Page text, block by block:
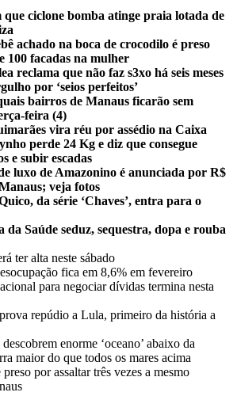
que ciclone bomba atinge praia lotada de
achado na boca de crocodilo é preso
100 facadas na mulher
reclama que não faz s3xo há seis meses
por ‘seios perfeitos’
bairros de Manaus ficarão sem
feira (4)
vira réu por assédio na Caixa
perde 24 Kg e diz que consegue
e subir escadas
luxo de Amazonino é anunciada por R$
veja fotos
da série ‘Chaves’, entra para o
da Saúde seduz, sequestra, dopa e rouba
ter alta neste sábado
fica em 8,6% em fevereiro
para negociar dívidas termina nesta
repúdio a Lula, primeiro da história a
enorme ‘oceano’ abaixo da
maior do que todos os mares acima
por assaltar três vezes a mesmo